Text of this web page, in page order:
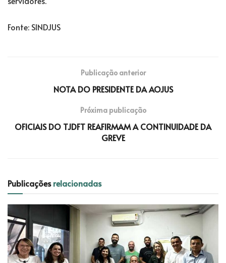
Fonte: SINDJUS
Publicação anterior
NOTA DO PRESIDENTE DA AOJUS
Próxima publicação
OFICIAIS DO TJDFT REAFIRMAM A CONTINUIDADE DA
GREVE
Publicaçõesrelacionadas